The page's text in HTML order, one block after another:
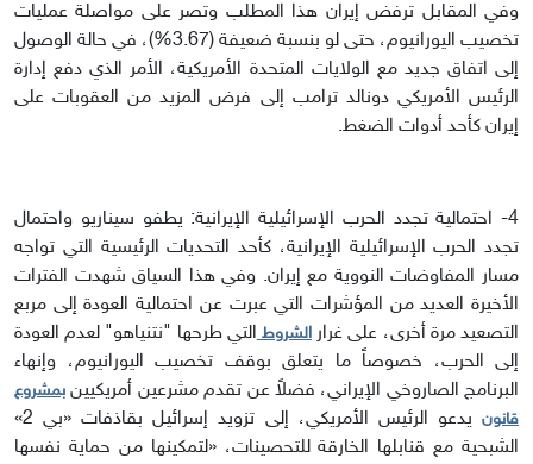
وفي المقابل ترفض إيران هذا المطلب وتصر على مواصلة عمليات
تخصيب اليورانيوم، حتى لو بنسبة ضعيفة (3.67%)، في حالة الوصول
إلى اتفاق جديد مع الولايات المتحدة الأمريكية، الأمر الذي دفع إدارة
الرئيس الأمريكي دونالد ترامب إلى فرض المزيد من العقوبات على
إيران كأحد أدوات الضغط.
4- احتمالية تجدد الحرب الإسرائيلية الإيرانية: يطفو سيناريو واحتمال
تجدد الحرب الإسرائيلية الإيرانية، كأحد التحديات الرئيسية التي تواجه
مسار المفاوضات النووية مع إيران. وفي هذا السياق شهدت الفترات
الأخيرة العديد من المؤشرات التي عبرت عن احتمالية العودة إلى مربع
التصعيد مرة أخرى، على غرار الشروطالتي طرحها "نتنياهو" لعدم العودة
إلى الحرب، خصوصاً ما يتعلق بوقف تخصيب اليورانيوم، وإنهاء
البرنامج الصاروخي الإيراني، فضلاً عن تقدم مشرعين أمريكيين بمشروع
قانون
يدعو الرئيس الأمريكي، إلى تزويد إسرائيل بقاذفات «بي 2»
الشبحية مع قنابلها الخارقة للتحصينات، «لتمكينها من حماية نفسها